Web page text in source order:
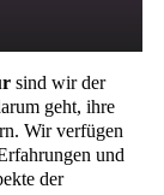
sind wir der
geht, ihre
Wir verfügen
und
der